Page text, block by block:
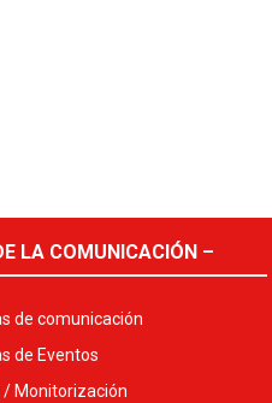
LA COMUNICACIÓN –
de comunicación
de Eventos
/ Monitorización